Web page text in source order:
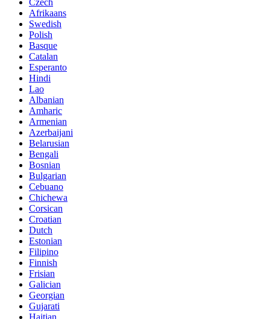
Czech
Afrikaans
Swedish
Polish
Basque
Catalan
Esperanto
Hindi
Lao
Albanian
Amharic
Armenian
Azerbaijani
Belarusian
Bengali
Bosnian
Bulgarian
Cebuano
Chichewa
Corsican
Croatian
Dutch
Estonian
Filipino
Finnish
Frisian
Galician
Georgian
Gujarati